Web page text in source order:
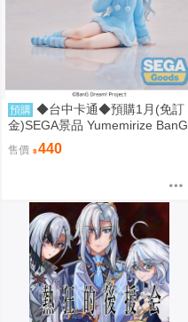
預購 ◆台中卡通◆預購1月(免訂
金)SEGA景品 Yumemirize BanG
Dream Ave Mujica 豐川祥子
售價 440